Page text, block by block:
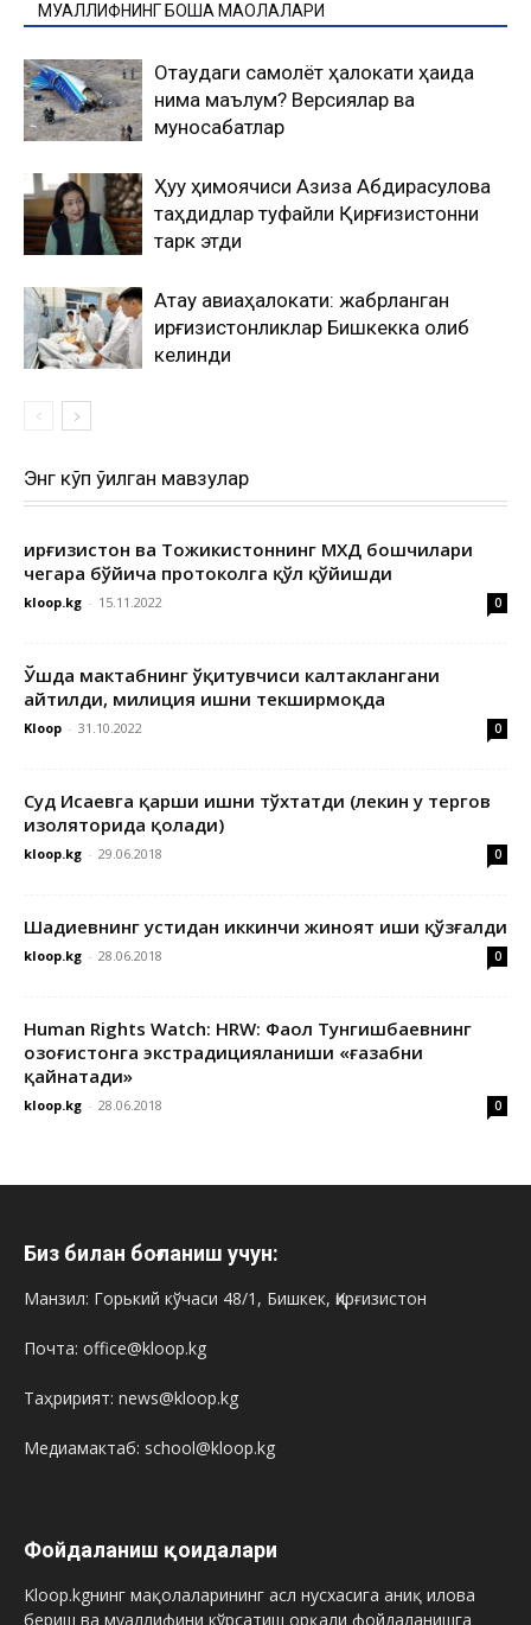
МУАЛЛИФНИНГ БОШҚА МАҚОЛАЛАРИ
Оқтаудаги самолёт ҳалокати ҳақида
нима маълум? Версиялар ва
муносабатлар
Ҳуқуқ ҳимоячиси Азиза Абдирасулова
таҳдидлар туфайли Қирғизистонни
тарк этди
Ақтау авиаҳалокати: жабрланган
қирғизистонликлар Бишкекка олиб
келинди
Энг кўп ўқилган мавзулар
Қирғизистон ва Тожикистоннинг МХДҚ бошчилари
чегара бўйича протоколга қўл қўйишди
kloop.kg - 15.11.2022 0
Ўшда мактабнинг ўқитувчиси калтаклангани
айтилди, милиция ишни текширмоқда
Kloop - 31.10.2022 0
Суд Исаевга қарши ишни тўхтатди (лекин у тергов
изоляторида қолади)
kloop.kg - 29.06.2018 0
Шадиевнинг устидан иккинчи жиноят иши қўзғалди
kloop.kg - 28.06.2018 0
Human Rights Watch: HRW: Фаол Тунгишбаевнинг
Қозоғистонга экстрадицияланиши «ғазабни
қайнатади»
kloop.kg - 28.06.2018 0
Биз билан боғланиш учун:
Манзил: Горький кўчаси 48/1, Бишкек, Қирғизистон
Почта: office@kloop.kg
Таҳририят: news@kloop.kg
Медиамактаб: school@kloop.kg
Фойдаланиш қоидалари
Kloop.kgнинг мақолаларининг асл нусхасига аниқ илова
бериш ва муаллифини кўрсатиш орқали фойдаланишга